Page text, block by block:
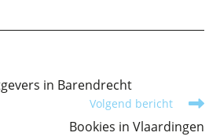
in Barendrecht
Volgend bericht
Bookies in Vlaardingen